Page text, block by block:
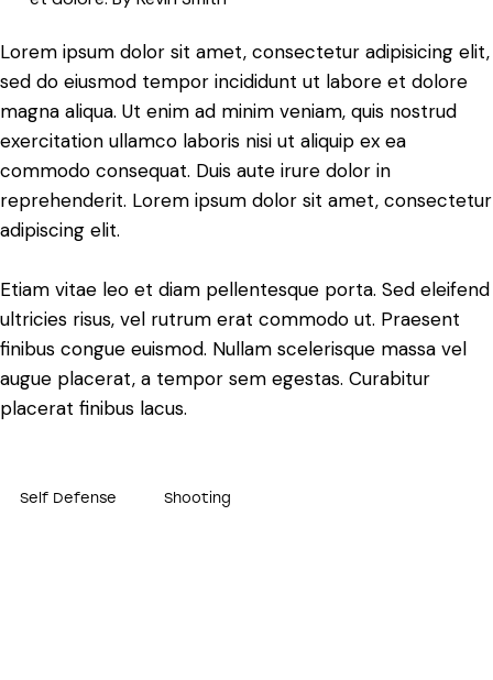
Lorem ipsum dolor sit amet, consectetur adipisicing elit,
sed do eiusmod tempor incididunt ut labore et dolore
magna aliqua. Ut enim ad minim veniam, quis nostrud
exercitation ullamco laboris nisi ut aliquip ex ea
commodo consequat. Duis aute irure dolor in
reprehenderit. Lorem ipsum dolor sit amet, consectetur
adipiscing elit.
Etiam vitae leo et diam pellentesque porta. Sed eleifend
ultricies risus, vel rutrum erat commodo ut. Praesent
finibus congue euismod. Nullam scelerisque massa vel
augue placerat, a tempor sem egestas. Curabitur
placerat finibus lacus.
Self Defense Shooting